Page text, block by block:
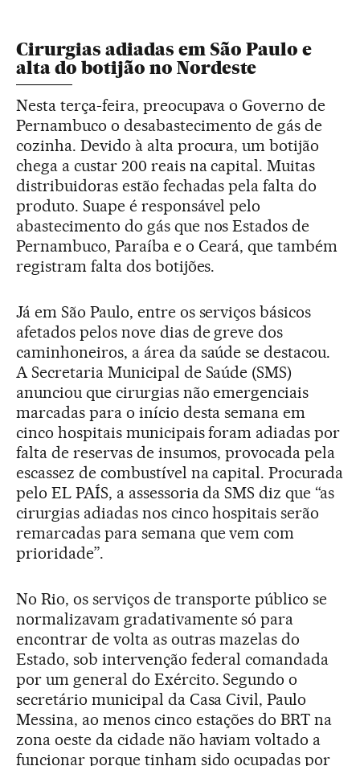
Cirurgias adiadas em São Paulo e
alta do botijão no Nordeste
Nesta terça-feira, preocupava o Governo de
Pernambuco o desabastecimento de gás de
cozinha. Devido à alta procura, um botijão
chega a custar 200 reais na capital. Muitas
distribuidoras estão fechadas pela falta do
produto. Suape é responsável pelo
abastecimento do gás que nos Estados de
Pernambuco, Paraíba e o Ceará, que também
registram falta dos botijões.
Já em São Paulo, entre os serviços básicos
afetados pelos nove dias de greve dos
caminhoneiros, a área da saúde se destacou.
A Secretaria Municipal de Saúde (SMS)
anunciou que cirurgias não emergenciais
marcadas para o início desta semana em
cinco hospitais municipais foram adiadas por
falta de reservas de insumos, provocada pela
escassez de combustível na capital. Procurada
pelo EL PAÍS, a assessoria da SMS diz que “as
cirurgias adiadas nos cinco hospitais serão
remarcadas para semana que vem com
prioridade”.
No Rio, os serviços de transporte público se
normalizavam gradativamente só para
encontrar de volta as outras mazelas do
Estado, sob intervenção federal comandada
por um general do Exército. Segundo o
secretário municipal da Casa Civil, Paulo
Messina, ao menos cinco estações do BRT na
zona oeste da cidade não haviam voltado a
funcionar porque tinham sido ocupadas por